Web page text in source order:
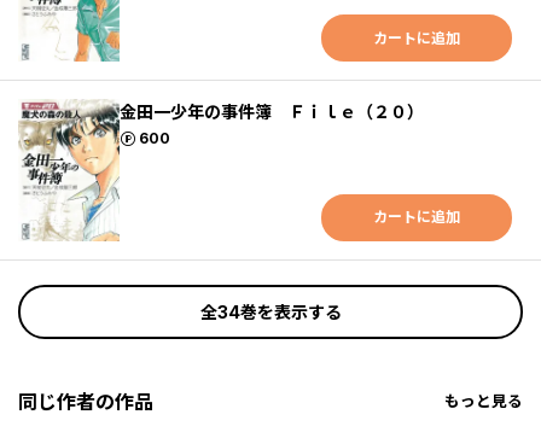
カートに追加
金田一少年の事件簿 Ｆｉｌｅ（２０）
600
ポイント
カートに追加
全34巻を表示する
同じ作者の作品 もっと見る